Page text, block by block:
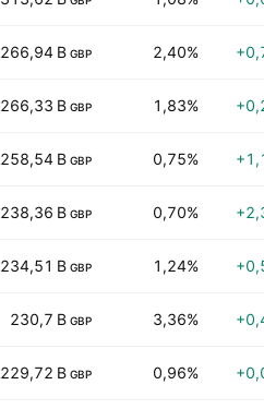
266,94 B GBP 2,40%
266,33 B GBP 1,83%
258,54 B GBP 0,75%
238,36 B GBP 0,70%
234,51 B GBP 1,24%
230,7 B GBP 3,36%
229,72 B GBP 0,96%